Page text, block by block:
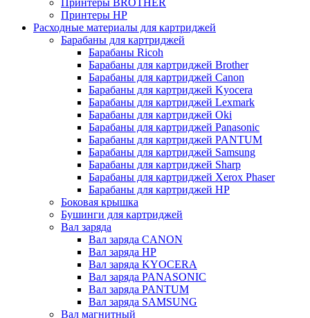
Принтеры BROTHER
Принтеры HP
Расходные материалы для картриджей
Барабаны для картриджей
Барабаны Ricoh
Барабаны для картриджей Brother
Барабаны для картриджей Canon
Барабаны для картриджей Kyocera
Барабаны для картриджей Lexmark
Барабаны для картриджей Oki
Барабаны для картриджей Panasonic
Барабаны для картриджей PANTUM
Барабаны для картриджей Samsung
Барабаны для картриджей Sharp
Барабаны для картриджей Xerox Phaser
Барабаны для картриджей НР
Боковая крышка
Бушинги для картриджей
Вал заряда
Вал заряда CANON
Вал заряда HP
Вал заряда KYOCERA
Вал заряда PANASONIC
Вал заряда PANTUM
Вал заряда SAMSUNG
Вал магнитный